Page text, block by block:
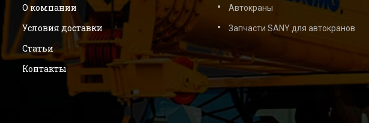
О компании
Условия доставки
Статьи
Контакты
Автокраны
Запчасти SANY для автокранов